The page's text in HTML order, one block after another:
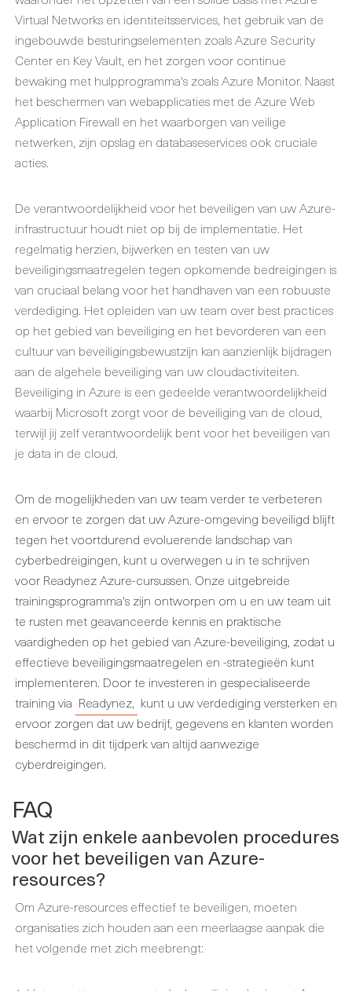
Virtual Networks en identiteitsservices, het gebruik van de
ingebouwde besturingselementen zoals Azure Security
Center en Key Vault, en het zorgen voor continue
bewaking met hulpprogramma's zoals Azure Monitor. Naast
het beschermen van webapplicaties met de Azure Web
Application Firewall en het waarborgen van veilige
netwerken, zijn opslag en databaseservices ook cruciale
acties.
De verantwoordelijkheid voor het beveiligen van uw Azure-
infrastructuur houdt niet op bij de implementatie. Het
regelmatig herzien, bijwerken en testen van uw
beveiligingsmaatregelen tegen opkomende bedreigingen is
van cruciaal belang voor het handhaven van een robuuste
verdediging. Het opleiden van uw team over best practices
op het gebied van beveiliging en het bevorderen van een
cultuur van beveiligingsbewustzijn kan aanzienlijk bijdragen
aan de algehele beveiliging van uw cloudactiviteiten.
Beveiliging in Azure is een gedeelde verantwoordelijkheid
waarbij Microsoft zorgt voor de beveiliging van de cloud,
terwijl jij zelf verantwoordelijk bent voor het beveiligen van
je data in de cloud.
Om de mogelijkheden van uw team verder te verbeteren
en ervoor te zorgen dat uw Azure-omgeving beveiligd blijft
tegen het voortdurend evoluerende landschap van
cyberbedreigingen, kunt u overwegen u in te schrijven
voor Readynez Azure-cursussen. Onze uitgebreide
trainingsprogramma's zijn ontworpen om u en uw team uit
te rusten met geavanceerde kennis en praktische
vaardigheden op het gebied van Azure-beveiliging, zodat u
effectieve beveiligingsmaatregelen en -strategieën kunt
implementeren. Door te investeren in gespecialiseerde
training via Readynez, kunt u uw verdediging versterken en
ervoor zorgen dat uw bedrijf, gegevens en klanten worden
beschermd in dit tijdperk van altijd aanwezige
cyberdreigingen.
FAQ
Wat zijn enkele aanbevolen procedures
voor het beveiligen van Azure-
resources?
Om Azure-resources effectief te beveiligen, moeten
organisaties zich houden aan een meerlaagse aanpak die
het volgende met zich meebrengt: